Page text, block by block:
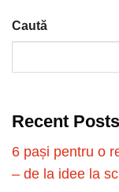
Caută
Recent Posts
6 pași pentru o
– de la idee la